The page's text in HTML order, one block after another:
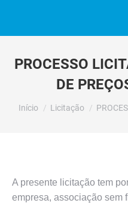
PROCESSO
DE
Você está aqui:
Início Licitação
A presente licitação tem
empresa, associação sem